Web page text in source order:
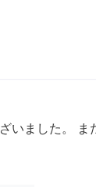
いました。 ま